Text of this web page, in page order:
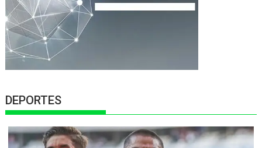
DEPORTES